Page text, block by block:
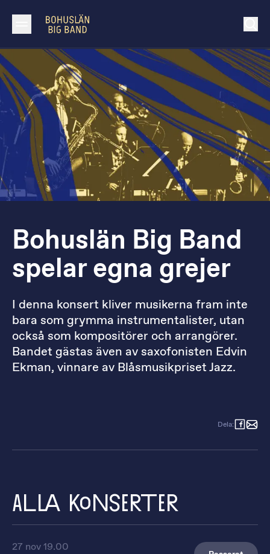
Bohuslän Big Band
spelar egna grejer
I denna konsert kliver musikerna fram inte
bara som grymma instrumentalister, utan
också som kompositörer och arrangörer.
Bandet gästas även av saxofonisten Edvin
Ekman, vinnare av Blåsmusikpriset Jazz.
Dela:
Alla konserter
27 nov 19.00